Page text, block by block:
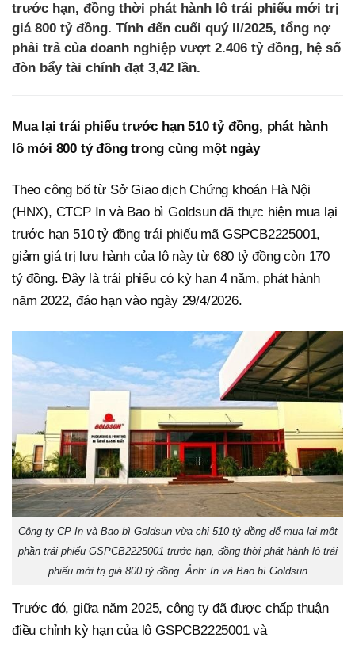
trước hạn, đồng thời phát hành lô trái phiếu mới trị
giá 800 tỷ đồng. Tính đến cuối quý II/2025, tổng nợ
phải trả của doanh nghiệp vượt 2.406 tỷ đồng, hệ số
đòn bẩy tài chính đạt 3,42 lần.
Mua lại trái phiếu trước hạn 510 tỷ đồng, phát hành
lô mới 800 tỷ đồng trong cùng một ngày
Theo công bố từ Sở Giao dịch Chứng khoán Hà Nội
(HNX), CTCP In và Bao bì Goldsun đã thực hiện mua lại
trước hạn 510 tỷ đồng trái phiếu mã GSPCB2225001,
giảm giá trị lưu hành của lô này từ 680 tỷ đồng còn 170
tỷ đồng. Đây là trái phiếu có kỳ hạn 4 năm, phát hành
năm 2022, đáo hạn vào ngày 29/4/2026.
Công ty CP In và Bao bì Goldsun vừa chi 510 tỷ đồng để mua lại một
phần trái phiếu GSPCB2225001 trước hạn, đồng thời phát hành lô trái
phiếu mới trị giá 800 tỷ đồng. Ảnh: In và Bao bì Goldsun
Trước đó, giữa năm 2025, công ty đã được chấp thuận
điều chỉnh kỳ hạn của lô GSPCB2225001 và